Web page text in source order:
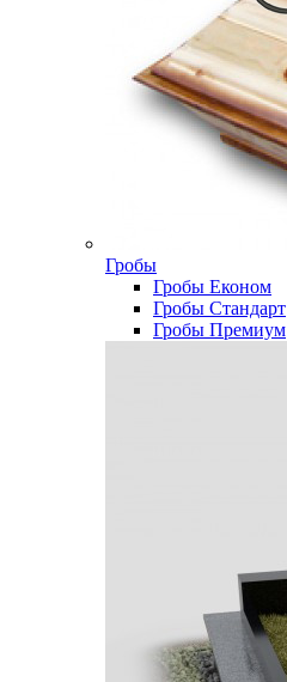
Гробы
Гробы Економ
Гробы Стандарт
Гробы Премиум